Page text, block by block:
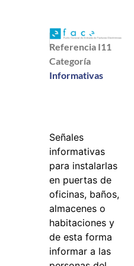
Referencia I11
Categoría
Informativas
Señales
informativas
para instalarlas
en puertas de
oficinas, baños,
almacenes o
habitaciones y
de esta forma
informar a las